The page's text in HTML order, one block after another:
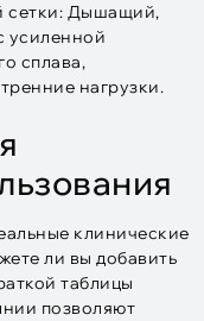
сетки: Дышащий,
усиленной
сплава,
нагрузки.
клинические
ли вы добавить
таблицы
позволяют